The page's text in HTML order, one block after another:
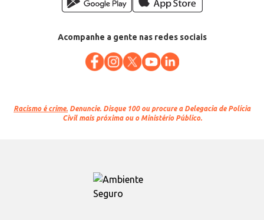
Acompanhe a gente nas redes sociais
Racismo é crime. Denuncie. Disque 100 ou procure a Delegacia de Polícia
Civil mais próxima ou o Ministério Público.